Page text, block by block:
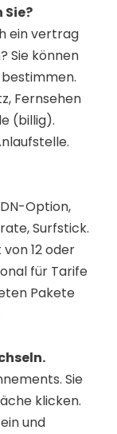
ein vertrag
Sie können
Fernsehen
(billig).
Option,
Surfstick.
12 oder
für Tarife
Pakete
Sie
klicken.
und